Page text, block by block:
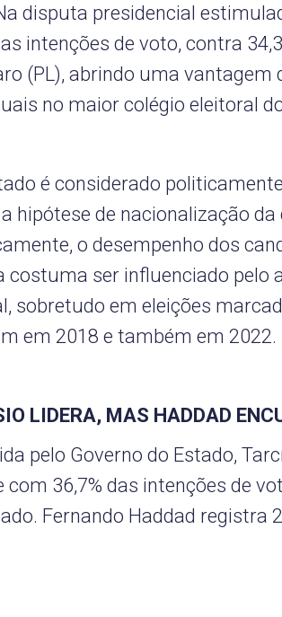
disputa presidencial
intenções de voto, contra
(PL), abrindo uma vantagem
no maior colégio eleitoral
é considerado
hipótese de nacionalização
o desempenho dos
costuma ser influenciado pelo
sobretudo em eleições
em 2018 e também em 2022.
LIDERA, MAS HADDAD
pelo Governo do Estado,
com 36,7% das intenções de
Fernando Haddad registra